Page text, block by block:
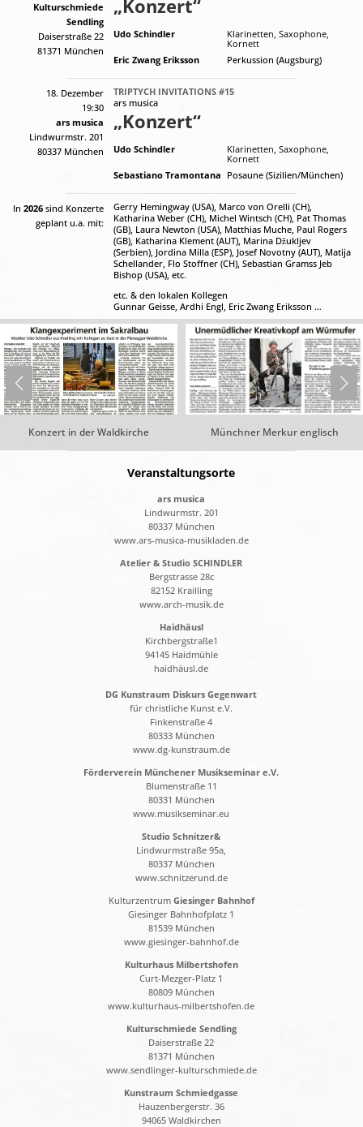
Kulturschmiede
Sendling
Daiserstraße 22
81371 München
„Konzert“
Udo Schindler
Klarinetten, Saxophone,
Kornett
Eric Zwang Eriksson
Perkussion (Augsburg)
18. Dezember
19:30
ars musica
Lindwurmstr. 201
80337 München
TRIPTYCH INVITATIONS #15
ars musica
„Konzert“
Udo Schindler
Klarinetten, Saxophone,
Kornett
Sebastiano Tramontana Posaune (Sizilien/München)
In 2026 sind Konzerte
geplant u.a. mit:
Gerry Hemingway (USA), Marco von Orelli (CH),
Katharina Weber (CH), Michel Wintsch (CH), Pat Thomas
(GB), Laura Newton (USA), Matthias Muche, Paul Rogers
(GB), Katharina Klement (AUT), Marina Džukljev
(Serbien), Jordina Milla (ESP), Josef Novotny (AUT), Matija
Schellander, Flo Stoffner (CH), Sebastian Gramss Jeb
Bishop (USA), etc.
etc. & den lokalen Kollegen
Gunnar Geisse, Ardhi Engl, Eric Zwang Eriksson …
Konzert in der Waldkirche Münchner Merkur englisch
Veranstaltungsorte
ars musica
Lindwurmstr. 201
80337 München
www.ars-musica-musikladen.de
Atelier & Studio SCHINDLER
Bergstrasse 28c
82152 Krailling
www.arch-musik.de
Haidhäusl
Kirchbergstraße1
94145 Haidmühle
haidhäusl.de
DG Kunstraum Diskurs Gegenwart
für christliche Kunst e.V.
Finkenstraße 4
80333 München
www.dg-kunstraum.de
Förderverein Münchener Musikseminar e.V.
Blumenstraße 11
80331 München
www.musikseminar.eu
Studio Schnitzer&
Lindwurmstraße 95a,
80337 München
www.schnitzerund.de
Kulturzentrum Giesinger Bahnhof
Giesinger Bahnhofplatz 1
81539 München
www.giesinger-bahnhof.de
Kulturhaus Milbertshofen
Curt-Mezger-Platz 1
80809 München
www.kulturhaus-milbertshofen.de
Kulturschmiede Sendling
Daiserstraße 22
81371 München
www.sendlinger-kulturschmiede.de
Kunstraum Schmiedgasse
Hauzenbergerstr. 36
94065 Waldkirchen